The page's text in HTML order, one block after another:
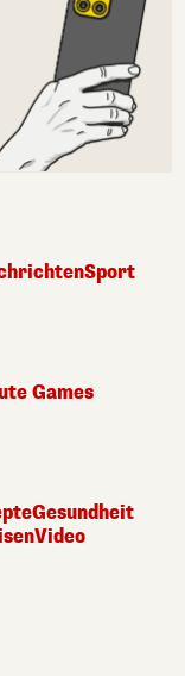
Sport
Games
Gesundheit
Video